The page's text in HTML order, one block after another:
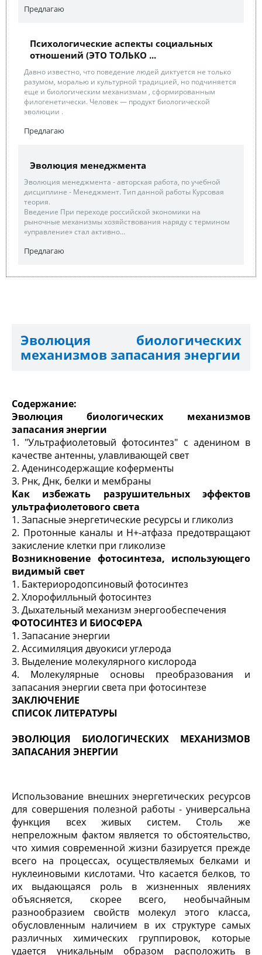
Предлагаю
Психологические аспекты социальных
отношений (ЭТО ТОЛЬКО ...
Давно известно, что поведение людей диктуется не только
разумом, моралью и культурной традицией, но подчиняется
еще и биологическим механизмам , сформированным
филогенетически. Человек — продукт биологической
эволюции .
Предлагаю
Эволюция менеджмента
Эволюция менеджмента - авторская работа, по учебной
дисциплине - Менеджмент. Тип данной работы Курсовая
теория.
Введение При переходе российской экономики на
рыночные механизмы хозяйствования наряду с термином
«управление» стал активно...
Предлагаю
Эволюция биологических
механизмов запасания энергии
Содержание:
Эволюция биологических механизмов
запасания энергии
1. "Ультрафиолетовый фотосинтез" с аденином в
качестве антенны, улавливающей свет
2. Аденинсодержащие коферменты
3. Рнк, Днк, белки и мембраны
Как избежать разрушительных эффектов
ультрафиолетового света
1. Запасные энергетические ресурсы и гликолиз
2. Протонные каналы и Н+-атфаза предотвращают
закисление клетки при гликолизе
Возникновение фотосинтеза, использующего
видимый свет
1. Бактериородопсиновый фотосинтез
2. Хлорофилльный фотосинтез
3. Дыхательный механизм энергообеспечения
ФОТОСИНТЕЗ И БИОСФЕРА
1. Запасание энергии
2. Ассимиляция двуокиси углерода
3. Выделение молекулярного кислорода
4. Молекулярные основы преобразования и
запасания энергии света при фотосинтезе
ЗАКЛЮЧЕНИЕ
СПИСОК ЛИТЕРАТУРЫ
ЭВОЛЮЦИЯ БИОЛОГИЧЕСКИХ МЕХАНИЗМОВ
ЗАПАСАНИЯ ЭНЕРГИИ
Использование внешних энергетических ресурсов
для совершения полезной работы - универсаль­на
функция всех живых систем. Столь же
непреложным фактом является то обстоятельство,
что химия современной жизни базируется прежде
всего на процессах, осуществляемых белками и
нуклеиновыми кислотами. Что касается белков, то
их вы­дающаяся роль в жизненных явлениях
объясняется, скорее всего, необычайным
разнообразием свойств молекул этого класса,
обусловленным наличием в их структуре самых
различных химических группи­ровок, которые
удается уникальным образом распо­ложить в